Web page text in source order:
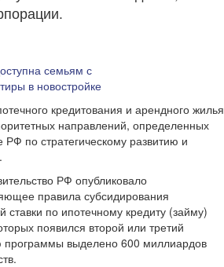
семьям с
в новостройке
кредитования и арендного жилья
направлений, определенных
по стратегическому развитию и
РФ опубликовало
правила субсидирования
ставки по ипотечному кредиту (займу)
появился второй или третий
программы выделено 600 миллиардов